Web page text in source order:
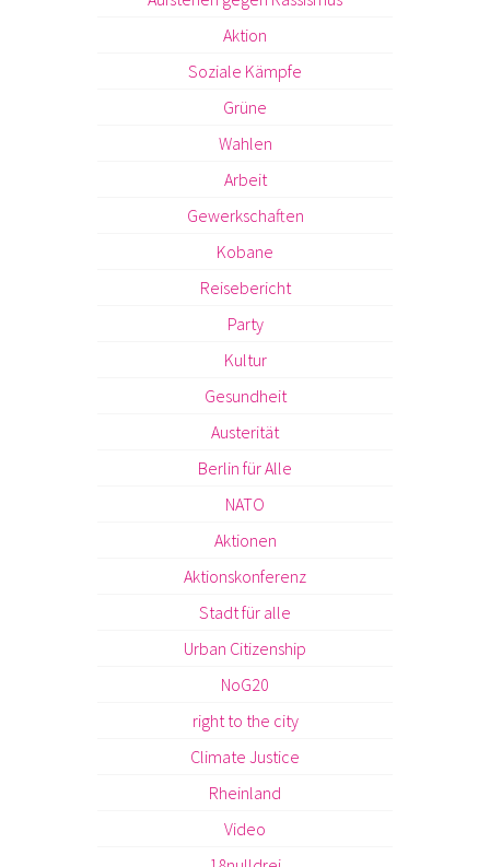
Aktion
Soziale Kämpfe
Grüne
Wahlen
Arbeit
Gewerkschaften
Kobane
Reisebericht
Party
Kultur
Gesundheit
Austerität
Berlin für Alle
NATO
Aktionen
Aktionskonferenz
Stadt für alle
Urban Citizenship
NoG20
right to the city
Climate Justice
Rheinland
Video